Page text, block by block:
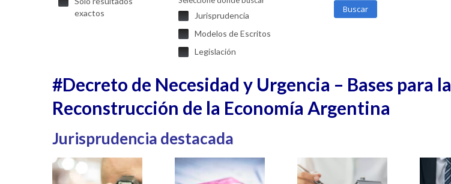
exactos
Jurisprudencia
Modelos de Escritos
Legislación
Buscar
#Decreto de Necesidad y Urgencia – Bases para la
Reconstrucción de la Economía Argentina
Jurisprudencia destacada